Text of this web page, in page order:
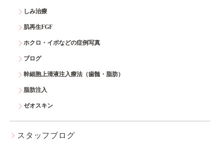
しみ治療
肌再生FGF
ホクロ・イボなどの症例写真
ブログ
幹細胞上清液注入療法（歯髄・脂肪）
脂肪注入
ゼオスキン
スタッフブログ